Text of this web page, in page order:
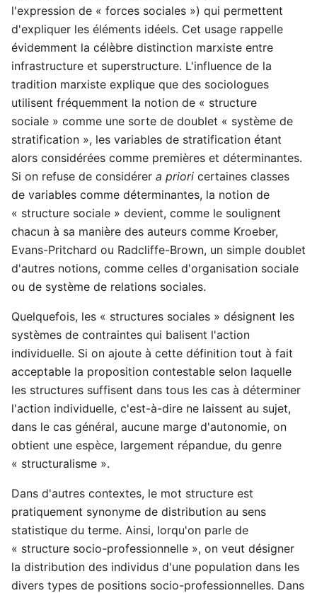
l'expression de « forces sociales ») qui permettent
d'expliquer les éléments idéels. Cet usage rappelle
évidemment la célèbre distinction marxiste entre
infrastructure et superstructure. L'influence de la
tradition marxiste explique que des sociologues
utilisent fréquemment la notion de « structure
sociale » comme une sorte de doublet « système de
stratification », les variables de stratification étant
alors considérées comme premières et déterminantes.
Si on refuse de considérer a priori certaines classes
de variables comme déterminantes, la notion de
« structure sociale » devient, comme le soulignent
chacun à sa manière des auteurs comme Kroeber,
Evans-Pritchard ou Radcliffe-Brown, un simple doublet
d'autres notions, comme celles d'organisation sociale
ou de système de relations sociales.
Quelquefois, les « structures sociales » désignent les
systèmes de contraintes qui balisent l'action
individuelle. Si on ajoute à cette définition tout à fait
acceptable la proposition contestable selon laquelle
les structures suffisent dans tous les cas à déterminer
l'action individuelle, c'est-à-dire ne laissent au sujet,
dans le cas général, aucune marge d'autonomie, on
obtient une espèce, largement répandue, du genre
« structuralisme ».
Dans d'autres contextes, le mot structure est
pratiquement synonyme de distribution au sens
statistique du terme. Ainsi, lorqu'on parle de
« structure socio-professionnelle », on veut désigner
la distribution des individus d'une population dans les
divers types de positions socio-professionnelles. Dans